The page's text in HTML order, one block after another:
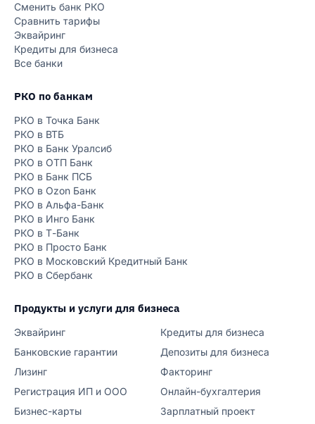
Сменить банк РКО
Сравнить тарифы
Эквайринг
Кредиты для бизнеса
Все банки
РКО по банкам
РКО в Точка Банк
РКО в ВТБ
РКО в Банк Уралсиб
РКО в ОТП Банк
РКО в Банк ПСБ
РКО в Ozon Банк
РКО в Альфа-Банк
РКО в Инго Банк
РКО в Т-Банк
РКО в Просто Банк
РКО в Московский Кредитный Банк
РКО в Сбербанк
Продукты и услуги для бизнеса
Эквайринг
Кредиты для бизнеса
Банковские гарантии
Депозиты для бизнеса
Лизинг
Факторинг
Регистрация ИП и ООО
Онлайн-бухгалтерия
Бизнес-карты
Зарплатный проект